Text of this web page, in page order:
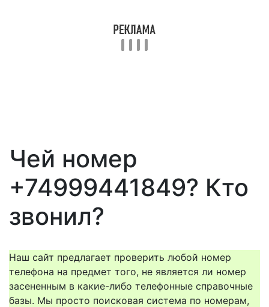
Чей номер
+74999441849? Кто
звонил?
Наш сайт предлагает проверить любой номер
телефона на предмет того, не является ли номер
засененным в какие-либо телефонные справочные
базы. Мы просто поисковая система по номерам,